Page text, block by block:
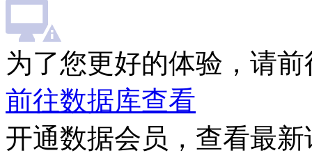
为了您更好的体验，请
前往数据库查看
开通数据会员，查看最